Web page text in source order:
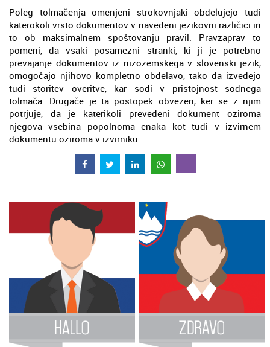
Poleg tolmačenja omenjeni strokovnjaki obdelujejo tudi
katerokoli vrsto dokumentov v navedeni jezikovni različici in
to ob maksimalnem spoštovanju pravil. Pravzaprav to
pomeni, da vsaki posamezni stranki, ki ji je potrebno
prevajanje dokumentov iz nizozemskega v slovenski jezik,
omogočajo njihovo kompletno obdelavo, tako da izvedejo
tudi storitev overitve, kar sodi v pristojnost sodnega
tolmača. Drugače je ta postopek obvezen, ker se z njim
potrjuje, da je katerikoli prevedeni dokument oziroma
njegova vsebina popolnoma enaka kot tudi v izvirnem
dokumentu oziroma v izvirniku.